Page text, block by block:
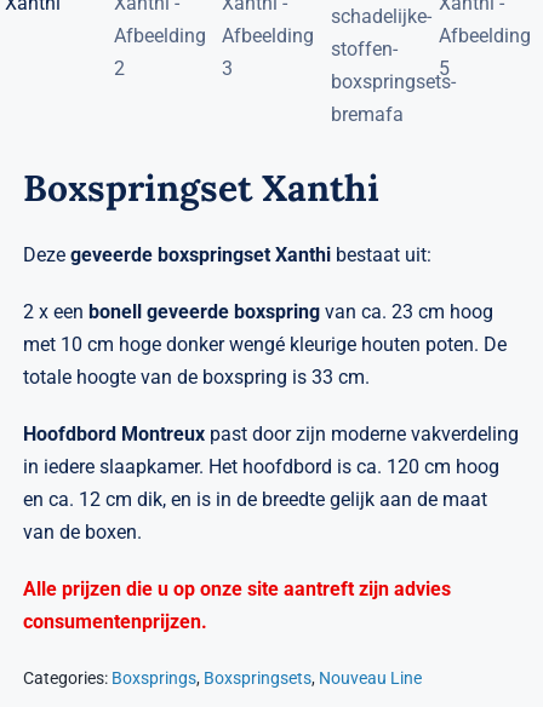
Lattenbodems
Boxspringset Xanthi
Dezegeveerde boxspringset Xanthi bestaat uit:
2 x een bonell geveerde boxspring van ca. 23 cm hoog
met 10 cm hoge donker wengé kleurige houten poten. De
totale hoogte van de boxspring is 33 cm.
Hoofdbord Montreux past door zijn moderne vakverdeling
in iedere slaapkamer. Het hoofdbord is ca. 120 cm hoog
en ca. 12 cm dik, en is in de breedte gelijk aan de maat
van de boxen.
Alle prijzen die u op onze site aantreft zijn advies
consumentenprijzen.
Categories: Boxsprings, Boxspringsets, Nouveau Line